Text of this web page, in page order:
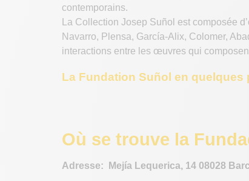
contemporains.
La Collection Josep Suñol est composée
Navarro, Plensa, García-Alix, Colomer,
interactions entre les œuvres qui
La Fundation Suñol en quelques
Où se trouve la
Adresse: Mejía Lequerica, 14 08028